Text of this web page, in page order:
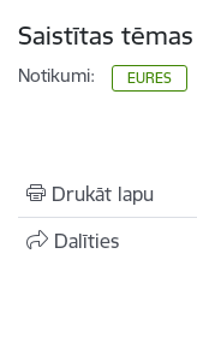
Saistītas tēmas
Notikumi: EURES
Drukāt lapu
Dalīties